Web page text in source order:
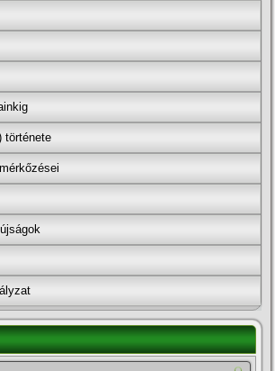
története